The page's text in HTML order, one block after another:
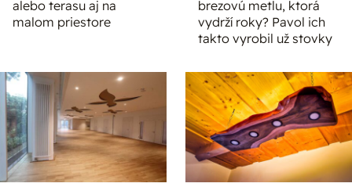
alebo terasu aj na
malom priestore
brezovú metlu, ktorá
vydrží roky? Pavol ich
takto vyrobil už stovky